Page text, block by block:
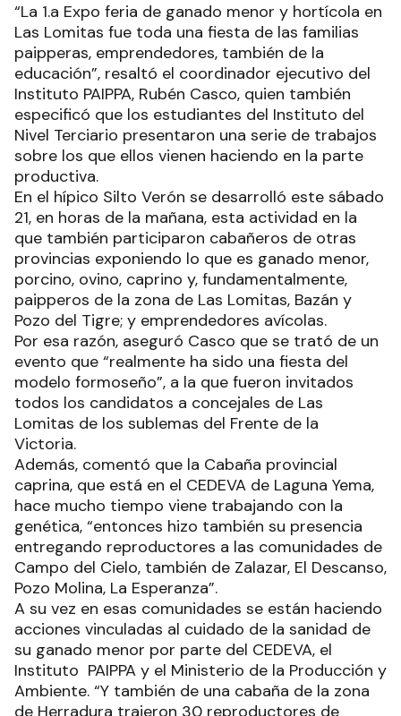
“La 1.a Expo feria de ganado menor y hortícola en
Las Lomitas fue toda una fiesta de las familias
paipperas, emprendedores, también de la
educación”, resaltó el coordinador ejecutivo del
Instituto PAIPPA, Rubén Casco, quien también
especificó que los estudiantes del Instituto del
Nivel Terciario presentaron una serie de trabajos
sobre los que ellos vienen haciendo en la parte
productiva.
En el hípico Silto Verón se desarrolló este sábado
21, en horas de la mañana, esta actividad en la
que también participaron cabañeros de otras
provincias exponiendo lo que es ganado menor,
porcino, ovino, caprino y, fundamentalmente,
paipperos de la zona de Las Lomitas, Bazán y
Pozo del Tigre; y emprendedores avícolas.
Por esa razón, aseguró Casco que se trató de un
evento que “realmente ha sido una fiesta del
modelo formoseño”, a la que fueron invitados
todos los candidatos a concejales de Las
Lomitas de los sublemas del Frente de la
Victoria.
Además, comentó que la Cabaña provincial
caprina, que está en el CEDEVA de Laguna Yema,
hace mucho tiempo viene trabajando con la
genética, “entonces hizo también su presencia
entregando reproductores a las comunidades de
Campo del Cielo, también de Zalazar, El Descanso,
Pozo Molina, La Esperanza”.
A su vez en esas comunidades se están haciendo
acciones vinculadas al cuidado de la sanidad de
su ganado menor por parte del CEDEVA, el
Instituto PAIPPA y el Ministerio de la Producción y
Ambiente. “Y también de una cabaña de la zona
de Herradura trajeron 30 reproductores de